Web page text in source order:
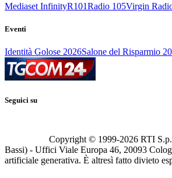
Mediaset InfinityR101Radio 105Virgin
Eventi
Identità Golose 2026Salone del Risparmio
Seguici su
Copyright © 1999-2026 RTI
Bassi) - Uffici Viale Europa 46, 20093
artificiale generativa. È altresì fatto divieto